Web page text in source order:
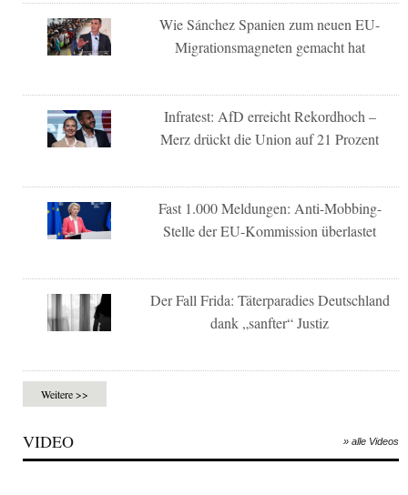
Wie Sánchez Spanien zum neuen EU-
Migrationsmagneten gemacht hat
Infratest: AfD erreicht Rekordhoch –
Merz drückt die Union auf 21 Prozent
Fast 1.000 Meldungen: Anti-Mobbing-
Stelle der EU-Kommission überlastet
Der Fall Frida: Täterparadies Deutschland
dank „sanfter“ Justiz
Weitere >>
VIDEO » alle Videos